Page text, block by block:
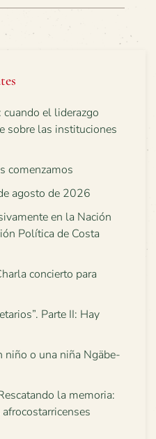
el liderazgo
sobre las instituciones
comenzamos
agosto de 2026
en la Nación
Política de Costa
concierto para
Parte II: Hay
niño o una niña Ngäbe-
la memoria: